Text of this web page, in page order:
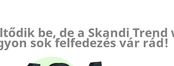
be, de a Skandi
sok felfedezés vár rád!